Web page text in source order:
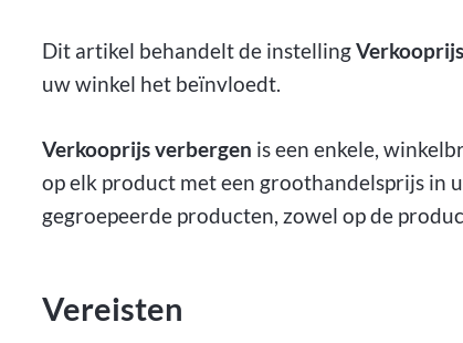
Dit artikel behandelt de instelling
uw winkel het beïnvloedt.
Verkooprijs verbergen is een enkele,
op elk product met een groothandelsprijs in
gegroepeerde producten, zowel op de
Vereisten